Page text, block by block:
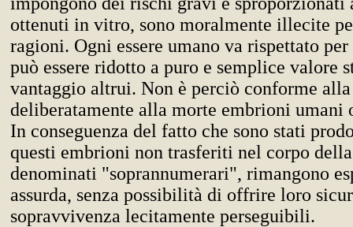
ottenuti in vitro, sono moralmente illecite
ragioni. Ogni essere umano va rispettato per
può essere ridotto a puro e semplice valore
vantaggio altrui. Non è perciò conforme
deliberatamente alla morte embrioni
In conseguenza del fatto che sono stati
questi embrioni non trasferiti nel corpo
denominati "soprannumerari", rimangono
assurda, senza possibilità di offrire loro
sopravvivenza lecitamente perseguibili.